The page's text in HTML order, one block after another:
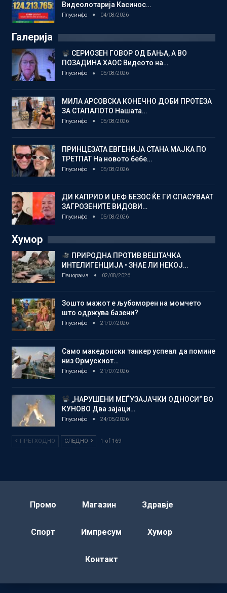
Видеолотарија Касинос…
Плусинфо 04/08/2026
Галерија
СЕРИОЗЕН ГОВОР ОД БАЊА, А ВО
ПОЗАДИНА ХАОС Видеото на…
Плусинфо 05/08/2026
МИЛА АРСОВСКА КОНЕЧНО ДОБИ ПРОТЕЗА
ЗА СТАПАЛОТО Нашата…
Плусинфо 05/08/2026
ПРИНЦЕЗАТА ЕВГЕНИЈА СТАНА МАЈКА ПО
ТРЕТПАТ На новото бебе…
Плусинфо 05/08/2026
ДИ КАПРИО И ЏЕФ БЕЗОС ЌЕ ГИ СПАСУВААТ
ЗАГРОЗЕНИТЕ ВИДОВИ…
Плусинфо 05/08/2026
Хумор
ПРИРОДНА ПРОТИВ ВЕШТАЧКА
ИНТЕЛИГЕНЦИЈА • ЗНАЕ ЛИ НЕКОЈ…
Панорама 02/08/2026
Зошто мажот е љубоморен на момчето
што одржува базени?
Плусинфо 21/07/2026
Само македонски танкер успеал да помине
низ Ормускиот…
Плусинфо 21/07/2026
„НАРУШЕНИ МЕЃУЗАЈАЧКИ ОДНОСИ“ ВО
КУНОВО Два зајаци…
Плусинфо 24/05/2026
ПРЕТХОДНО СЛЕДНО 1 of 169
Промо Магазин Здравје
Спорт Импресум Хумор
Контакт